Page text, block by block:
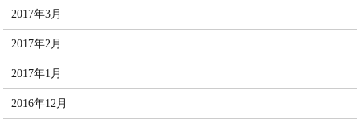
2017年3月
2017年2月
2017年1月
2016年12月